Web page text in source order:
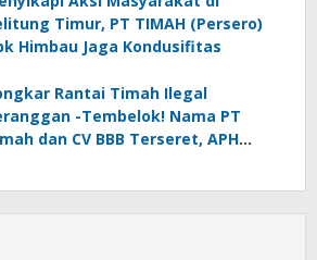
Timur, PT TIMAH (Persero)
Himbau Jaga Kondusifitas
Rantai Timah Ilegal
-Tembelok! Nama PT
dan CV BBB Terseret, APH